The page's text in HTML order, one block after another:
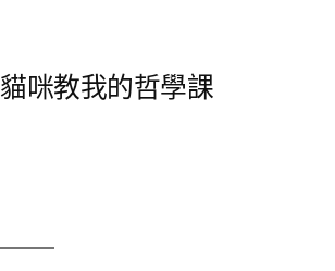
貓咪教我的哲學課